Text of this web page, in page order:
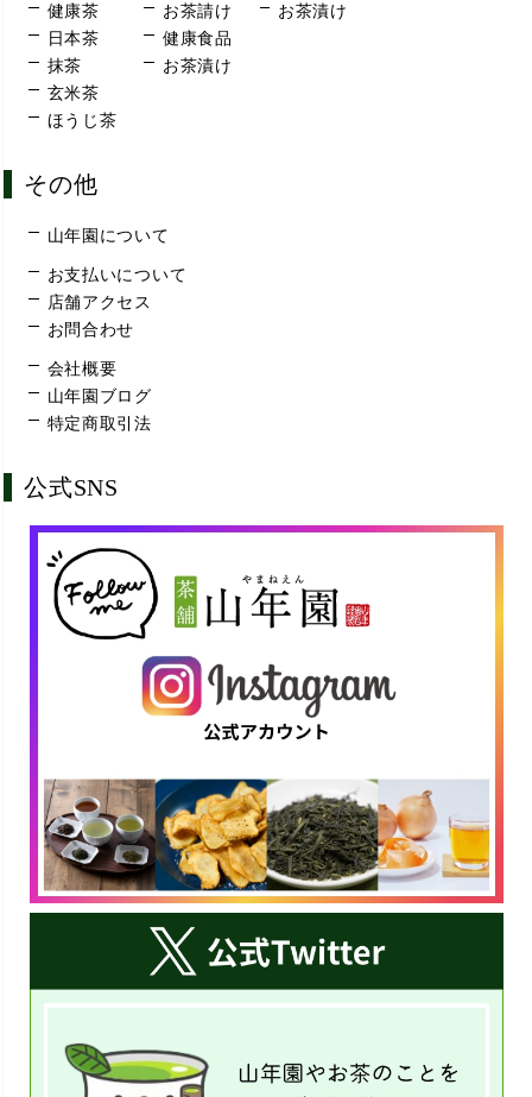
健康茶
日本茶
抹茶
玄米茶
ほうじ茶
お茶請け
健康食品
お茶漬け
お茶漬け
その他
山年園について
お支払いについて
店舗アクセス
お問合わせ
会社概要
山年園ブログ
特定商取引法
公式SNS